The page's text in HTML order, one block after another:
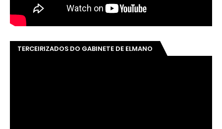
TERCEIRIZADOS DO GABINETE DE ELMANO